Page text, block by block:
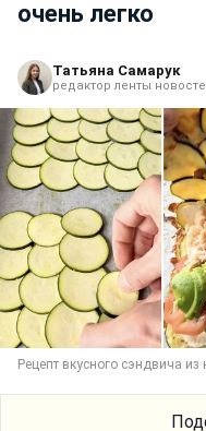
очень легко
Татьяна Самарук
редактор ленты
Рецепт вкусного сэндвича